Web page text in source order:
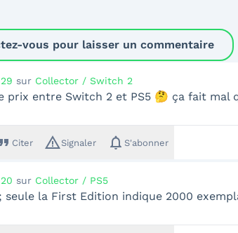
vous pour laisser un commentaire
sur Collector / Switch 2
prix entre Switch 2 et PS5 🤔 ça fait mal
Citer warning_amberSignaler notifications S'abonner
sur Collector / PS5
seule la First Edition indique 2000